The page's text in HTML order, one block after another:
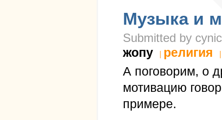
Музыка и
Submitted by
жопу
религия
А поговорим, о
мотивацию
примере.